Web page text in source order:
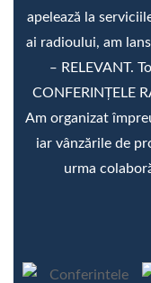
apelează la
ai radioului, am
‒ RELEVANT.
CONFERINȚELE
Am organizat
iar vânzările de
urma